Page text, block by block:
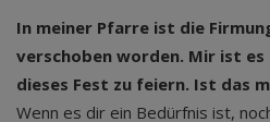
In meiner Pfarre ist die
verschoben worden. Mir ist
dieses Fest zu feiern. Ist das
Wenn es dir ein Bedürfnis ist,